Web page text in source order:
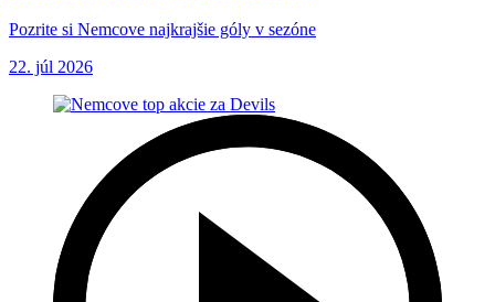
Pozrite si Nemcove najkrajšie góly v sezóne
22. júl 2026